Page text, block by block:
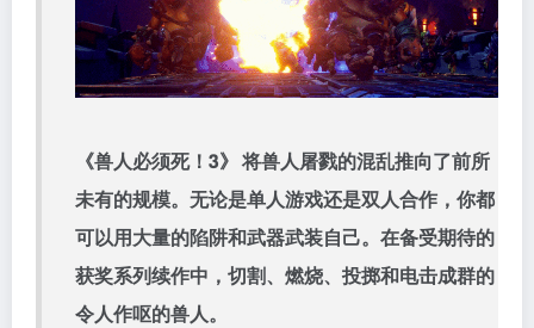
《兽人必须死！3》 将兽人屠戮的混乱推向了前所
未有的规模。无论是单人游戏还是双人合作，你都
可以用大量的陷阱和武器武装自己。在备受期待的
获奖系列续作中，切割、燃烧、投掷和电击成群的
令人作呕的兽人。